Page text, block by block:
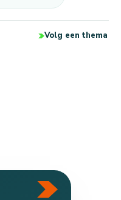
Volg een thema